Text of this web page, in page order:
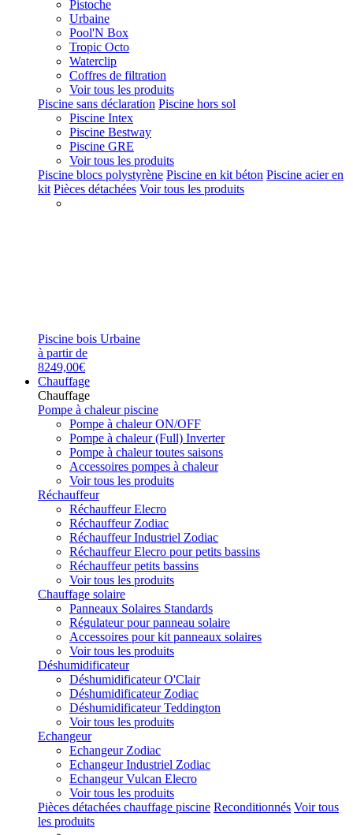
Pistoche
Urbaine
Pool'N Box
Tropic Octo
Waterclip
Coffres de filtration
Voir tous les produits
Piscine sans déclaration Piscine hors sol
Piscine Intex
Piscine Bestway
Piscine GRE
Voir tous les produits
Piscine blocs polystyrène Piscine en kit béton Piscine acier en
kit Pièces détachées Voir tous les produits
Piscine bois Urbaine
à partir de
8249,00€
Chauffage
Chauffage
Pompe à chaleur piscine
Pompe à chaleur ON/OFF
Pompe à chaleur (Full) Inverter
Pompe à chaleur toutes saisons
Accessoires pompes à chaleur
Voir tous les produits
Réchauffeur
Réchauffeur Elecro
Réchauffeur Zodiac
Réchauffeur Industriel Zodiac
Réchauffeur Elecro pour petits bassins
Réchauffeur petits bassins
Voir tous les produits
Chauffage solaire
Panneaux Solaires Standards
Régulateur pour panneau solaire
Accessoires pour kit panneaux solaires
Voir tous les produits
Déshumidificateur
Déshumidificateur O'Clair
Déshumidificateur Zodiac
Déshumidificateur Teddington
Voir tous les produits
Echangeur
Echangeur Zodiac
Echangeur Industriel Zodiac
Echangeur Vulcan Elecro
Voir tous les produits
Pièces détachées chauffage piscine Reconditionnés Voir tous
les produits